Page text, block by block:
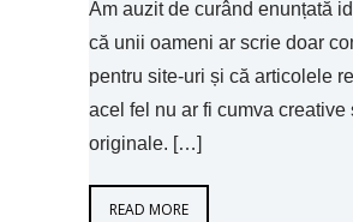
Am auzit de curând enunțată
că unii oameni ar scrie doar
pentru site-uri și că articolele
acel fel nu ar fi cumva creative
originale. […]
READ MORE